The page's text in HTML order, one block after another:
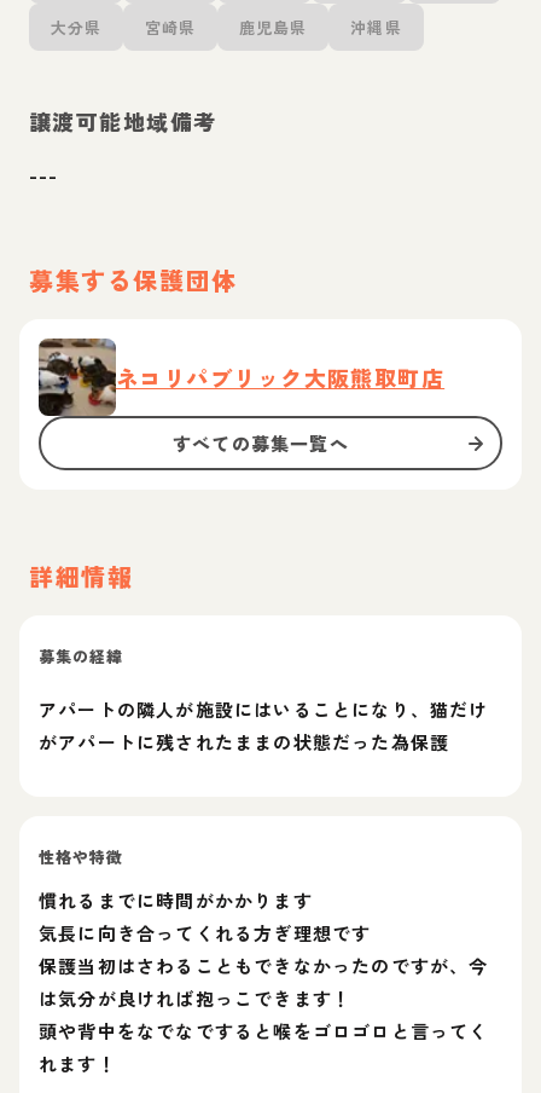
大分県 宮崎県 鹿児島県 沖縄県
譲渡可能地域備考
---
募集する保護団体
ネコリパブリック大阪熊取町店
すべての募集一覧へ
詳細情報
募集の経緯
アパートの隣人が施設にはいることになり、猫だけ
がアパートに残されたままの状態だった為保護
性格や特徴
慣れるまでに時間がかかります
気長に向き合ってくれる方ぎ理想です
保護当初はさわることもできなかったのですが、今
は気分が良ければ抱っこできます！
頭や背中をなでなですると喉をゴロゴロと言ってく
れます！